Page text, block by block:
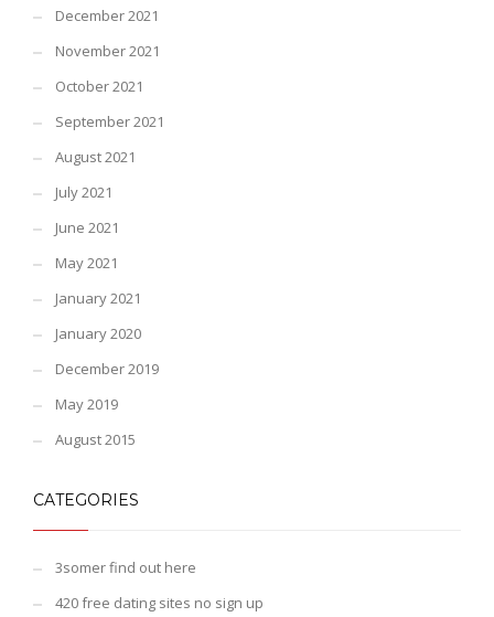
December 2021
November 2021
October 2021
September 2021
August 2021
July 2021
June 2021
May 2021
January 2021
January 2020
December 2019
May 2019
August 2015
CATEGORIES
3somer find out here
420 free dating sites no sign up